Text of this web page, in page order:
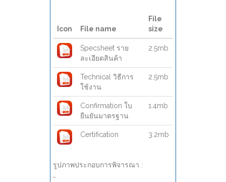
Icon File name
File
size
Specsheet ราย
ละเอียดสินค้า
2.5mb
Technical วิธีการ
ใช้งาน
2.5mb
Confirmation ใบ
ยืนยันมาตรฐาน
1.4mb
Certification 3.2mb
รูปภาพประกอบการพิจารณา :
-